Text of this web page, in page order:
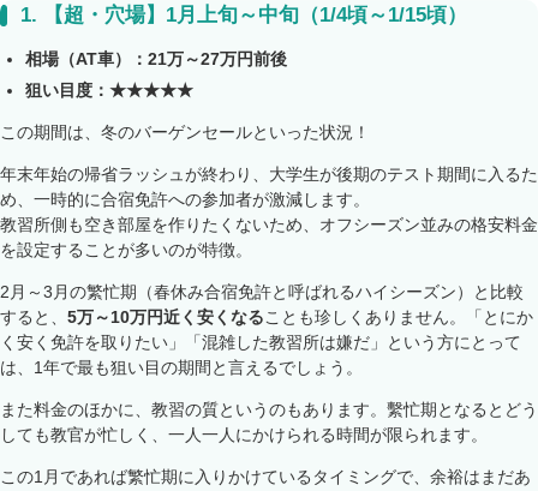
1. 【超・穴場】1月上旬～中旬（1/4頃～1/15頃）
相場（AT車）：21万～27万円前後
狙い目度：★★★★★
この期間は、冬のバーゲンセールといった状況！
年末年始の帰省ラッシュが終わり、大学生が後期のテスト期間に入るた
め、一時的に合宿免許への参加者が激減します。
教習所側も空き部屋を作りたくないため、オフシーズン並みの格安料金
を設定することが多いのが特徴。
2月～3月の繁忙期（春休み合宿免許と呼ばれるハイシーズン）と比較
すると、 5万～10万円近く安くなることも珍しくありません。「とにか
く安く免許を取りたい」「混雑した教習所は嫌だ」という方にとって
は、1年で最も狙い目の期間と言えるでしょう。
また料金のほかに、教習の質というのもあります。繫忙期となるとどう
しても教官が忙しく、一人一人にかけられる時間が限られます。
この1月であれば繁忙期に入りかけているタイミングで、余裕はまだあ